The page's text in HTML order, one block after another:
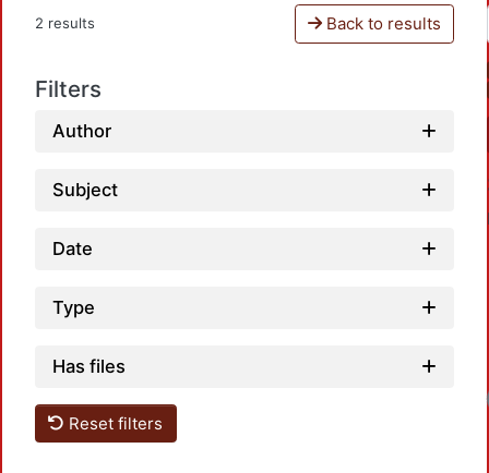
2 results Back to results
Filters
Author
Subject
Date
Type
Has files
Reset filters